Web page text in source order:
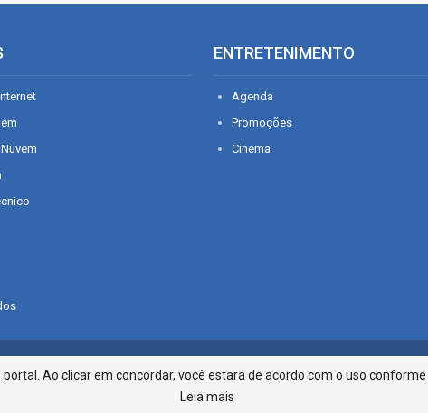
ENTRETENIMENTO
Agenda
Promoções
Cinema
Infonet - Rua Monsenhor Silveira 276,
Ao clicar em concordar, você estará de acordo com o uso
Leia mais